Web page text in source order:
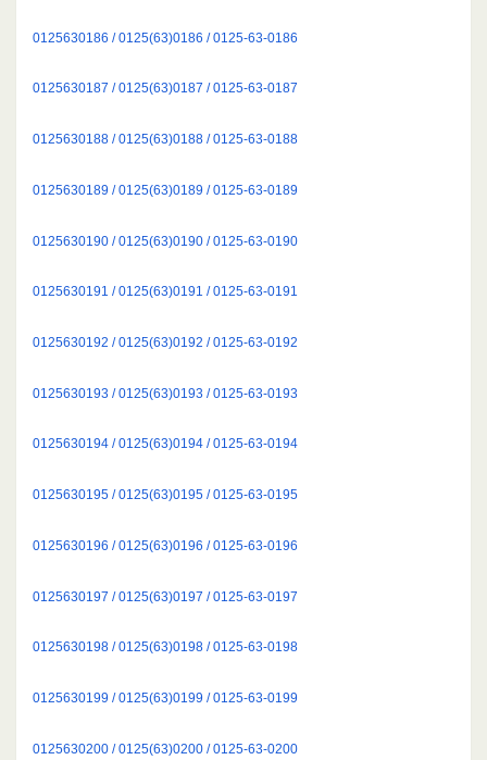
0125630186 / 0125(63)0186 / 0125-63-0186
0125630187 / 0125(63)0187 / 0125-63-0187
0125630188 / 0125(63)0188 / 0125-63-0188
0125630189 / 0125(63)0189 / 0125-63-0189
0125630190 / 0125(63)0190 / 0125-63-0190
0125630191 / 0125(63)0191 / 0125-63-0191
0125630192 / 0125(63)0192 / 0125-63-0192
0125630193 / 0125(63)0193 / 0125-63-0193
0125630194 / 0125(63)0194 / 0125-63-0194
0125630195 / 0125(63)0195 / 0125-63-0195
0125630196 / 0125(63)0196 / 0125-63-0196
0125630197 / 0125(63)0197 / 0125-63-0197
0125630198 / 0125(63)0198 / 0125-63-0198
0125630199 / 0125(63)0199 / 0125-63-0199
0125630200 / 0125(63)0200 / 0125-63-0200